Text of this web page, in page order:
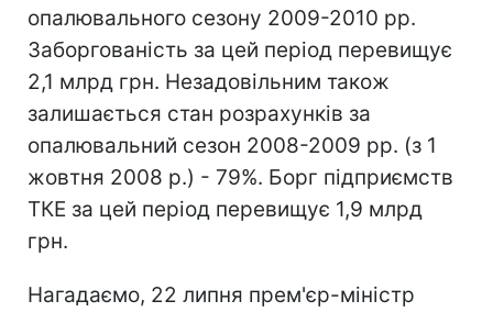
опалювального сезону 2009-2010 рр.
Заборгованість за цей період перевищує
2,1 млрд грн. Незадовільним також
залишається стан розрахунків за
опалювальний сезон 2008-2009 рр. (з 1
жовтня 2008 р.) - 79%. Борг підприємств
ТКЕ за цей період перевищує 1,9 млрд
грн.
Нагадаємо, 22 липня прем'єр-міністр